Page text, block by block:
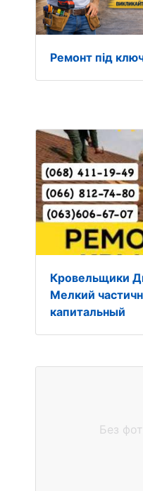
Ремонт під
Кровельщики
Мелкий
капитальный
Без